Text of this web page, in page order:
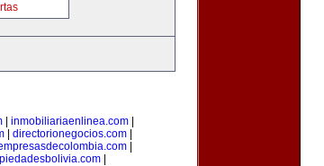
inmobiliariaenlinea.com
| directorionegocios.com|
|